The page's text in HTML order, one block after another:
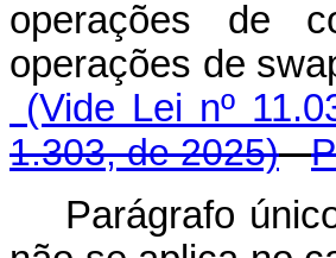
operações de
operações de
(Vide Lei nº
1.303, de 2025)
Parágrafo